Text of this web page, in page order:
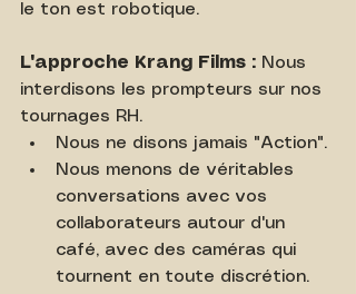
le ton est robotique.
L'approche Krang Films : Nous
interdisons les prompteurs sur nos
tournages RH.
Nous ne disons jamais "Action".
Nous menons de véritables
conversations avec vos
collaborateurs autour d'un
café, avec des caméras qui
tournent en toute discrétion.